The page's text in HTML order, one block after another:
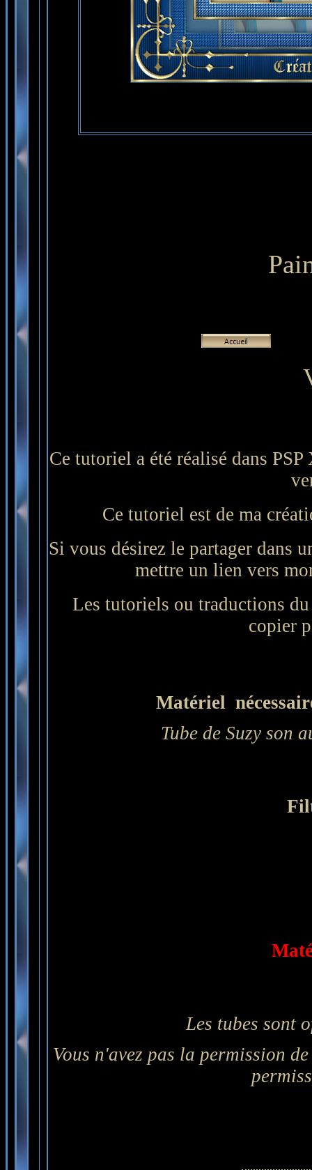
Ce tutoriel a été réalisé dans
Ce tutoriel est de ma
Si vous désirez le partager dans
mettre un lien vers
Les tutoriels ou traductions
copier
Matériel
Tube de Suzy son
Les tubes sont
Vous n'avez pas la permission